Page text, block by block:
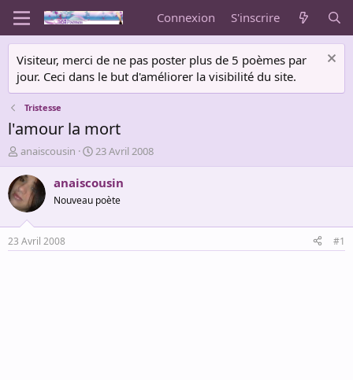
Connexion S'inscrire
Visiteur, merci de ne pas poster plus de 5 poèmes par
jour. Ceci dans le but d'améliorer la visibilité du site.
Tristesse
l'amour la mort
A
u
t
e
u
r
d
e
anaiscousin
D
a
t
d
é
23 Avril 2008
anaiscousin
Nouveau poète
23 Avril 2008 #1